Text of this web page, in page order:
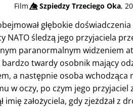
Film👁️⃤Szpiedzy Trzeciego Oka,
głębokie
NATO śledzą jego przyjaciela
paranormalnym widzeniem
bardzo twardy osobnik mający
a następnie osoba
w oczy, po czym jego przyjaciel
imię założyciela, gdy zjeżdżał z